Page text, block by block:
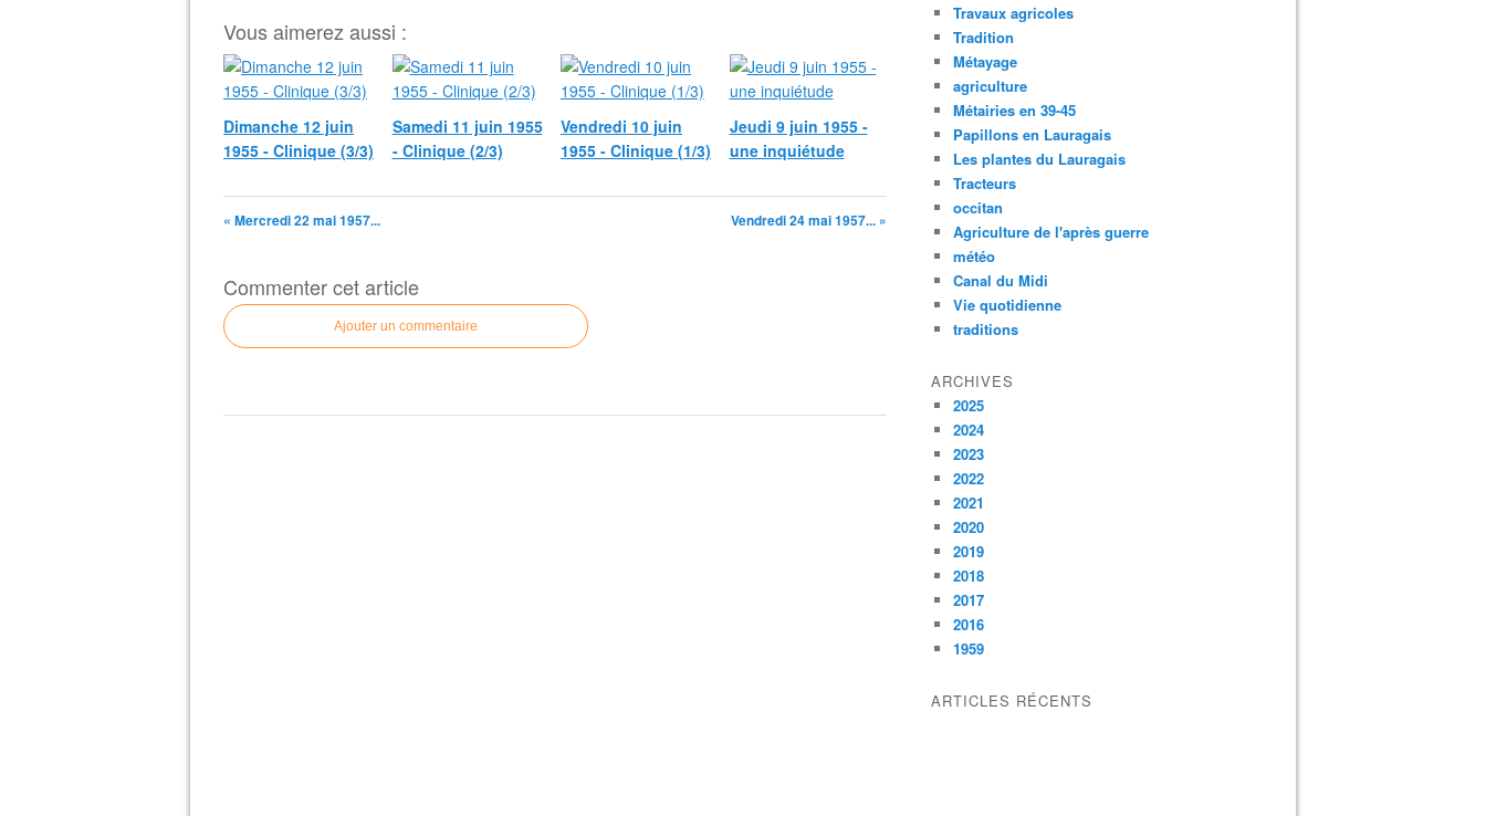
Vous aimerez aussi :
Dimanche 12 juin
1955 - Clinique (3/3)
Samedi 11 juin 1955
- Clinique (2/3)
Vendredi 10 juin
1955 - Clinique (1/3)
Jeudi 9 juin 1955 -
une inquiétude
« Mercredi 22 mai 1957... Vendredi 24 mai 1957... »
Commenter cet article
Ajouter un commentaire
Travaux agricoles
Tradition
Métayage
agriculture
Métairies en 39-45
Papillons en Lauragais
Les plantes du Lauragais
Tracteurs
occitan
Agriculture de l'après guerre
météo
Canal du Midi
Vie quotidienne
traditions
ARCHIVES
2025
2024
2023
2022
2021
2020
2019
2018
2017
2016
1959
ARTICLES RÉCENTS